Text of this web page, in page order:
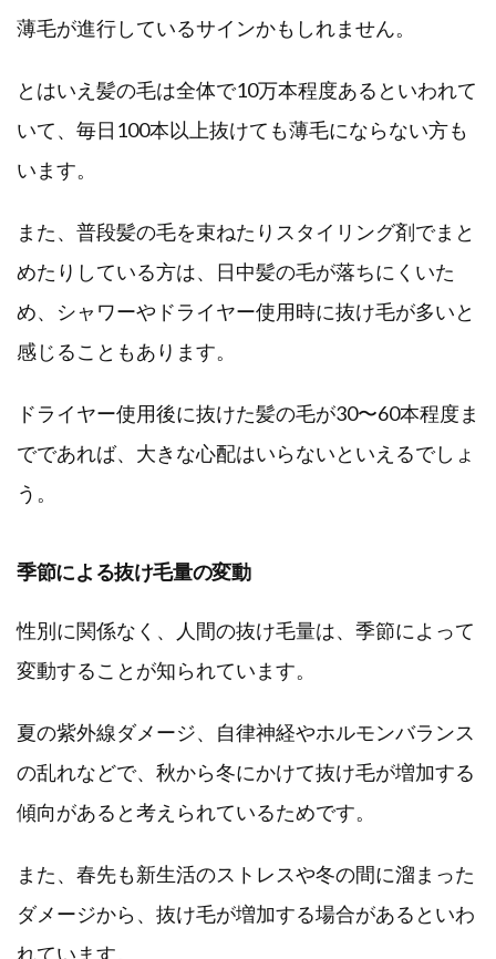
薄毛が進行しているサインかもしれません。
とはいえ髪の毛は全体で10万本程度あるといわれて
いて、毎日100本以上抜けても薄毛にならない方も
います。
また、普段髪の毛を束ねたりスタイリング剤でまと
めたりしている方は、日中髪の毛が落ちにくいた
め、シャワーやドライヤー使用時に抜け毛が多いと
感じることもあります。
ドライヤー使用後に抜けた髪の毛が30〜60本程度ま
でであれば、大きな心配はいらないといえるでしょ
う。
季節による抜け毛量の変動
性別に関係なく、人間の抜け毛量は、季節によって
変動することが知られています。
夏の紫外線ダメージ、自律神経やホルモンバランス
の乱れなどで、秋から冬にかけて抜け毛が増加する
傾向があると考えられているためです。
また、春先も新生活のストレスや冬の間に溜まった
ダメージから、抜け毛が増加する場合があるといわ
れています。